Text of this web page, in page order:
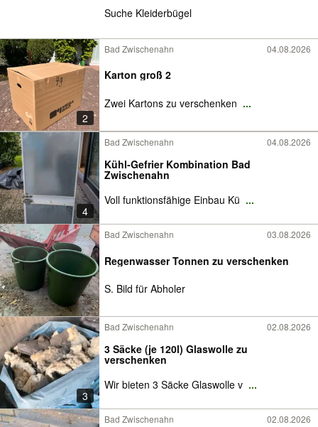
Suche Kleiderbügel
2
Bad Zwischenahn 04.08.2026
Karton groß 2
Zwei Kartons zu verschenken ...
4
Bad Zwischenahn 04.08.2026
Kühl-Gefrier Kombination Bad
Zwischenahn
Voll funktionsfähige Einbau Kü ...
Bad Zwischenahn 03.08.2026
Regenwasser Tonnen zu verschenken
S. Bild für Abholer
3
Bad Zwischenahn 02.08.2026
3 Säcke (je 120l) Glaswolle zu
verschenken
Wir bieten 3 Säcke Glaswolle v ...
Bad Zwischenahn 02.08.2026